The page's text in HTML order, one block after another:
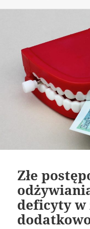
Złe
deficyty w